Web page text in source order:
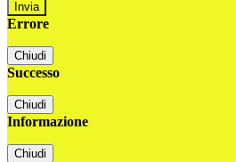
Errore
Chiudi
Successo
Chiudi
Informazione
Chiudi